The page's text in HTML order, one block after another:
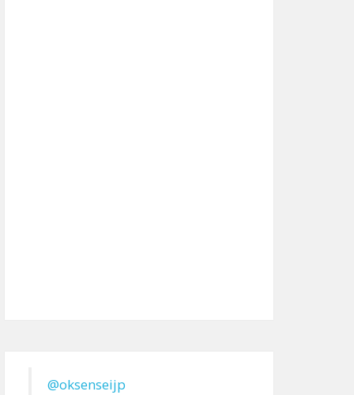
@oksenseijp